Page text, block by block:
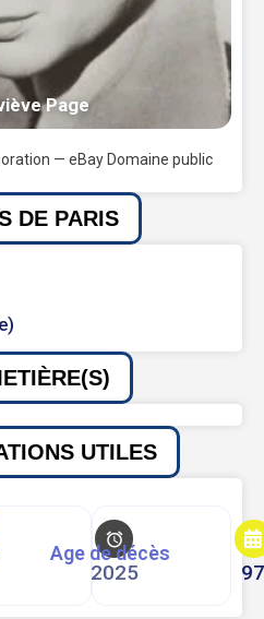
Page
— eBay Domaine public
DE PARIS
UTILES
2025
Age de décès